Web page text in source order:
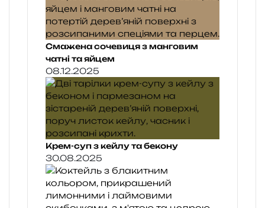
Смажена сочевиця з манговим
чатні та яйцем
08.12.2025
Крем-суп з кейлу та бекону
30.08.2025